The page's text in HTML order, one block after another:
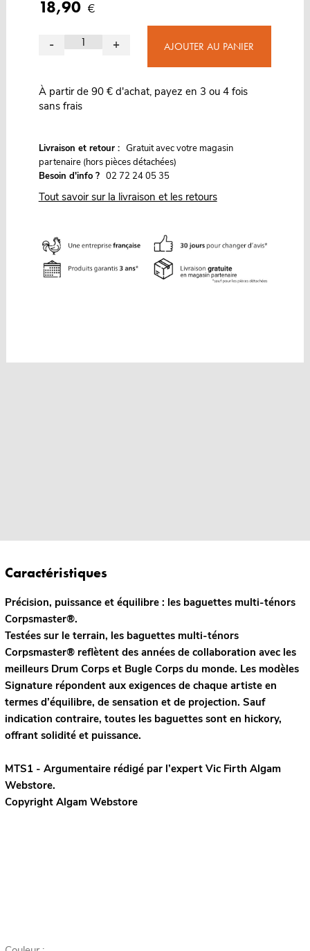
18,90 €
- + AJOUTER AU PANIER
À partir de 90 € d'achat, payez en 3 ou 4 fois
sans frais
Livraison et retour : Gratuit avec votre magasin
partenaire (hors pièces détachées)
Besoin d'info ? 02 72 24 05 35
Tout savoir sur la livraison et les retours
Caractéristiques
Précision, puissance et équilibre : les baguettes multi-ténors
Corpsmaster®.
Testées sur le terrain, les baguettes multi-ténors
Corpsmaster® reflètent des années de collaboration avec les
meilleurs Drum Corps et Bugle Corps du monde. Les modèles
Signature répondent aux exigences de chaque artiste en
termes d’équilibre, de sensation et de projection. Sauf
indication contraire, toutes les baguettes sont en hickory,
offrant solidité et puissance.
MTS1 - Argumentaire rédigé par l’expert Vic Firth Algam
Webstore.
Copyright Algam Webstore